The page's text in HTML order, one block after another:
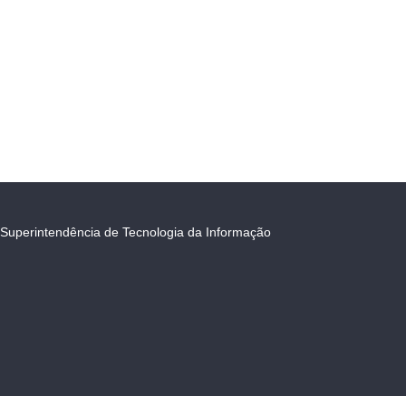
Superintendência de Tecnologia da Informação